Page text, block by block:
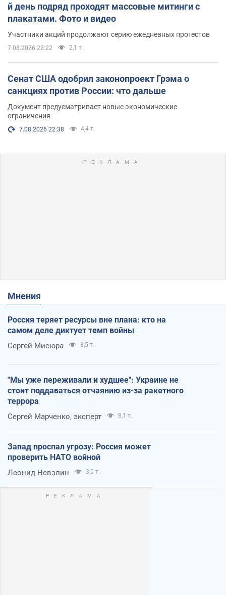
й день подряд проходят массовые митинги с
плакатами. Фото и видео
Участники акций продолжают серию ежедневных протестов
7.08.2026 22:22 2,1 т.
Сенат США одобрил законопроект Грэма о
санкциях против России: что дальше
Документ предусматривает новые экономические
ограничения
7.08.2026 22:38 4,4 т.
Мнения
Россия теряет ресурсы вне плана: кто на
самом деле диктует темп войны
Сергей Мисюра 8,5 т.
"Мы уже переживали и худшее": Украине не
стоит поддаваться отчаянию из-за ракетного
террора
Сергей Марченко, эксперт 8,1 т.
Запад проспал угрозу: Россия может
проверить НАТО войной
Леонид Невзлин 3,0 т.